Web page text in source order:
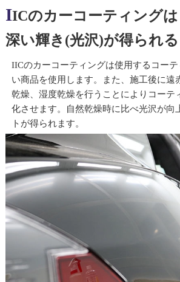
IICのカーコーティングは
深い輝き(光沢)が得られる
IICのカーコーティングは使用するコー
い商品を使用します。また、施工後に遠
乾燥、湿度乾燥を行うことによりコーテ
化させます。自然乾燥時に比べ光沢が向
トが得られます。